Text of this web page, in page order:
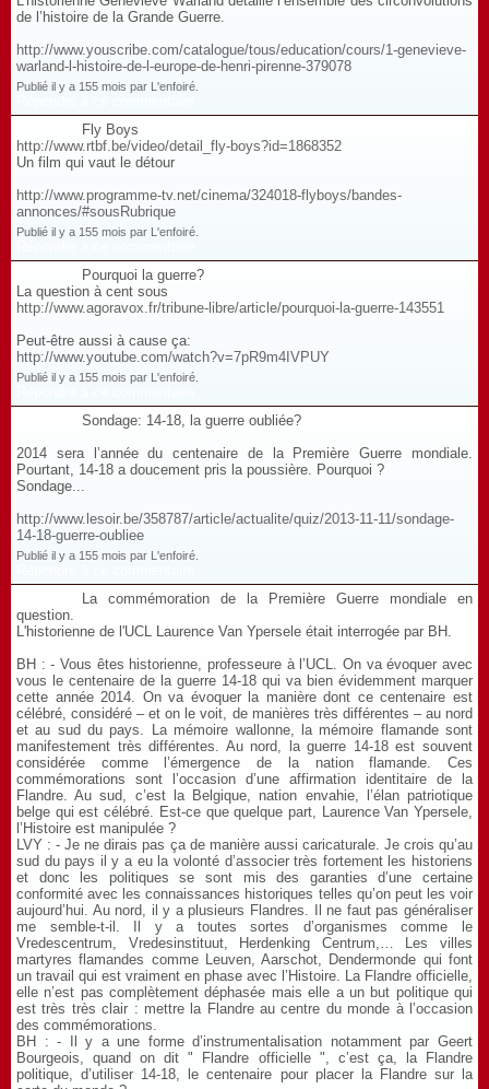
de l’histoire de la Grande Guerre.
http://www.youscribe.com/catalogue/tous/education/cours/1-genevieve-
warland-l-histoire-de-l-europe-de-henri-pirenne-379078
Publié il y a 155 mois par L'enfoiré.
Fly Boys
http://www.rtbf.be/video/detail_fly-boys?id=1868352
Un film qui vaut le détour
http://www.programme-tv.net/cinema/324018-flyboys/bandes-
annonces/#sousRubrique
Publié il y a 155 mois par L'enfoiré.
Pourquoi la guerre?
La question à cent sous
http://www.agoravox.fr/tribune-libre/article/pourquoi-la-guerre-143551
Peut-être aussi à cause ça:
http://www.youtube.com/watch?v=7pR9m4IVPUY
Publié il y a 155 mois par L'enfoiré.
Sondage: 14-18, la guerre oubliée?
2014 sera l’année du centenaire de la Première Guerre mondiale.
Pourtant, 14-18 a doucement pris la poussière. Pourquoi ?
Sondage...
http://www.lesoir.be/358787/article/actualite/quiz/2013-11-11/sondage-
14-18-guerre-oubliee
Publié il y a 155 mois par L'enfoiré.
La commémoration de la Première Guerre mondiale en
question.
L'historienne de l'UCL Laurence Van Ypersele était interrogée par BH.
BH : - Vous êtes historienne, professeure à l’UCL. On va évoquer avec
vous le centenaire de la guerre 14-18 qui va bien évidemment marquer
cette année 2014. On va évoquer la manière dont ce centenaire est
célébré, considéré – et on le voit, de manières très différentes – au nord
et au sud du pays. La mémoire wallonne, la mémoire flamande sont
manifestement très différentes. Au nord, la guerre 14-18 est souvent
considérée comme l’émergence de la nation flamande. Ces
commémorations sont l’occasion d’une affirmation identitaire de la
Flandre. Au sud, c’est la Belgique, nation envahie, l’élan patriotique
belge qui est célébré. Est-ce que quelque part, Laurence Van Ypersele,
l’Histoire est manipulée ?
LVY : - Je ne dirais pas ça de manière aussi caricaturale. Je crois qu’au
sud du pays il y a eu la volonté d’associer très fortement les historiens
et donc les politiques se sont mis des garanties d’une certaine
conformité avec les connaissances historiques telles qu’on peut les voir
aujourd’hui. Au nord, il y a plusieurs Flandres. Il ne faut pas généraliser
me semble-t-il. Il y a toutes sortes d’organismes comme le
Vredescentrum, Vredesinstituut, Herdenking Centrum,… Les villes
martyres flamandes comme Leuven, Aarschot, Dendermonde qui font
un travail qui est vraiment en phase avec l’Histoire. La Flandre officielle,
elle n’est pas complètement déphasée mais elle a un but politique qui
est très très clair : mettre la Flandre au centre du monde à l’occasion
des commémorations.
BH : - Il y a une forme d’instrumentalisation notamment par Geert
Bourgeois, quand on dit " Flandre officielle ", c’est ça, la Flandre
politique, d’utiliser 14-18, le centenaire pour placer la Flandre sur la